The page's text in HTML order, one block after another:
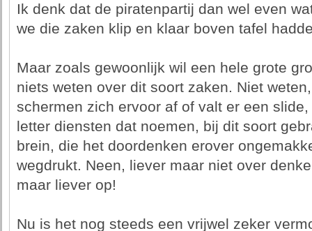
Ik denk dat de piratenpartij dan wel even
we die zaken klip en klaar boven tafel
Maar zoals gewoonlijk wil een hele grote
niets weten over dit soort zaken. Niet
schermen zich ervoor af of valt er een
letter diensten dat noemen, bij dit soort
brein, die het doordenken erover
wegdrukt. Neen, liever maar niet over
maar liever op!
Nu is het nog steeds een vrijwel zeker